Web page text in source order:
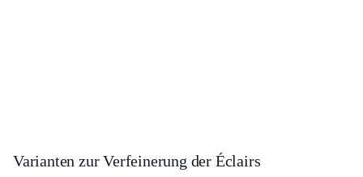
Varianten zur Verfeinerung der Éclairs